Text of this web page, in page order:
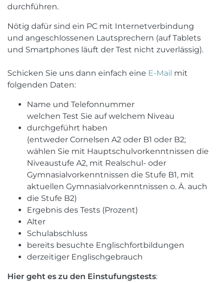
durchführen.
Nötig dafür sind ein PC mit Internetverbindung
und angeschlossenen Lautsprechern (auf Tablets
und Smartphones läuft der Test nicht zuverlässig).
Schicken Sie uns dann einfach eine E-Mail mit
folgenden Daten:
Name und Telefonnummer
welchen Test Sie auf welchem Niveau
durchgeführt haben
(entweder Cornelsen A2 oder B1 oder B2;
wählen Sie mit Hauptschulvorkenntnissen die
Niveaustufe A2, mit Realschul- oder
Gymnasialvorkenntnissen die Stufe B1, mit
aktuellen Gymnasialvorkenntnissen o. Ä. auch
die Stufe B2)
Ergebnis des Tests (Prozent)
Alter
Schulabschluss
bereits besuchte Englischfortbildungen
derzeitiger Englischgebrauch
Hier geht es zu den Einstufungstests: